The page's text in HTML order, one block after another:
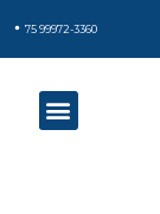
75 99972-3360